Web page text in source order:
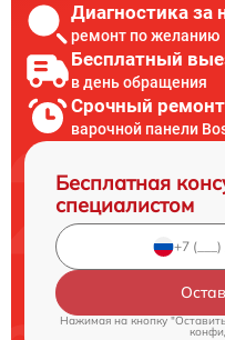
Диагностика за
ремонт по желанию
Бесплатный
в день обращения
Срочный ремонт
варочной панели
Бесплатная
специалистом
Нажимая на кнопку